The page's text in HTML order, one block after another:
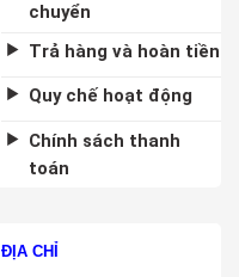
chuyển
Trả hàng và hoàn tiền
Quy chế hoạt động
Chính sách thanh
toán
ĐỊA CHỈ